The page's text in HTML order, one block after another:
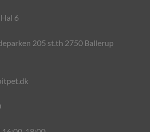
6
205 st.th 2750 Ballerup